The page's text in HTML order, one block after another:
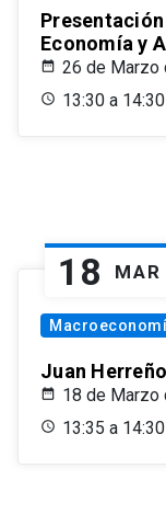
Economía y
26 de Marzo
13:30 a 14:30
18 MAR
Juan
18 de Marzo
13:35 a 14:30